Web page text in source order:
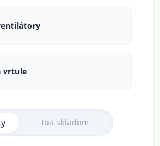
vrtule
Iba skladom